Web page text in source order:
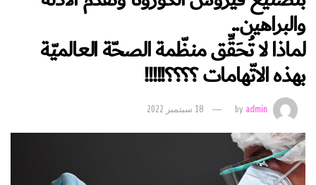
والبراهين..
لماذا لا تُحَقِّق منظّمة الصحّة العالميّة
بهذه الاتّهامات ؟؟؟؟!!!!!
byadmin 18 سبتمبر 2022